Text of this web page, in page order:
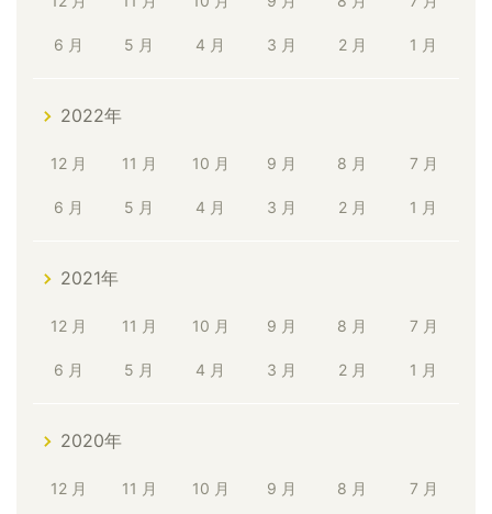
6 月 5 月 4 月 3 月 2 月 1 月
2022年
12 月 11 月 10 月 9 月 8 月 7 月
6 月 5 月 4 月 3 月 2 月 1 月
2021年
12 月 11 月 10 月 9 月 8 月 7 月
6 月 5 月 4 月 3 月 2 月 1 月
2020年
12 月 11 月 10 月 9 月 8 月 7 月